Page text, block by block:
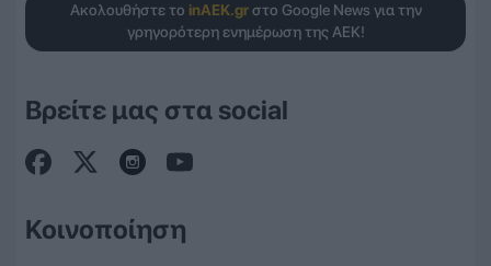
Ακολουθήστε το inAEK.grστο Google News για την
γρηγορότερη ενημέρωση της ΑΕΚ!
Βρείτε μας στα social
Κοινοποίηση